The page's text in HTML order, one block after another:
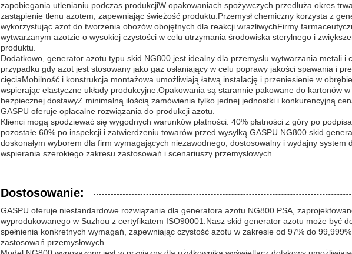
zapobiegania utlenianiu podczas produkcjiW opakowaniach spożywczych przedłuża okres
zastąpienie tlenu azotem, zapewniając świeżość produktu.Przemysł chemiczny korzysta z
wykorzystując azot do tworzenia obozów obojętnych dla reakcji wrażliwychFirmy
wytwarzanym azotzie o wysokiej czystości w celu utrzymania środowiska sterylnego i
produktu.
Dodatkowo, generator azotu typu skid NG800 jest idealny dla przemysłu wytwarzania metali i
przypadku gdy azot jest stosowany jako gaz osłaniający w celu poprawy jakości spawania i
cięciaMobilność i konstrukcja montażowa umożliwiają łatwą instalację i przeniesienie w
wspierając elastyczne układy produkcyjne.Opakowania są starannie pakowane do kartonów
bezpiecznej dostawyZ minimalną ilością zamówienia tylko jednej jednostki i konkurencyjną
GASPU oferuje opłacalne rozwiązania do produkcji azotu.
Klienci mogą spodziewać się wygodnych warunków płatności: 40% płatności z góry po
pozostałe 60% po inspekcji i zatwierdzeniu towarów przed wysyłką.GASPU NG800 skid
doskonałym wyborem dla firm wymagających niezawodnego, dostosowalny i wydajny system
wspierania szerokiego zakresu zastosowań i scenariuszy przemysłowych.
Dostosowanie:
GASPU oferuje niestandardowe rozwiązania dla generatora azotu NG800 PSA,
wyprodukowanego w Suzhou z certyfikatem ISO90001.Nasz skid generator azotu może być
spełnienia konkretnych wymagań, zapewniając czystość azotu w zakresie od 97% do
zastosowań przemysłowych.